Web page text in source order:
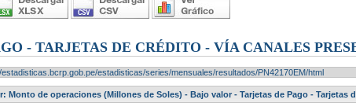
- TARJETAS DE CRÉDITO - VÍA CANALES
estadisticas/series/mensuales/resultados/PN42170EM/html
de operaciones (Millones de Soles) - Bajo valor - Tarjetas de Pago - Tarjetas